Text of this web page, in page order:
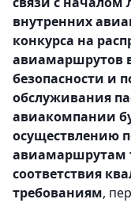
внутренних
конкурса на
авиамаршрутов
безопасности и
обслуживания
авиакомпании
осуществлению
авиамаршрутам
соответствия
требованиям,